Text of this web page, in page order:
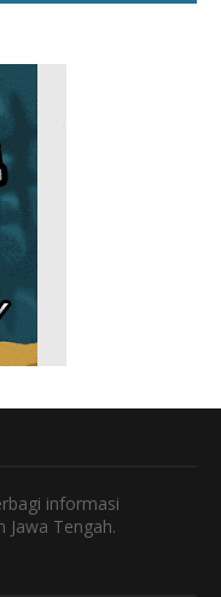
informasi
Jawa Tengah.